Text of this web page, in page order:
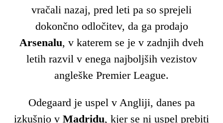
vračali nazaj, pred leti pa so sprejeli
dokončno odločitev, da ga prodajo
Arsenalu, v katerem se je v zadnjih dveh
letih razvil v enega najboljših vezistov
angleške Premier League.
Odegaard je uspel v Angliji, danes pa
izkušnjo v Madridu, kjer se ni uspel prebiti